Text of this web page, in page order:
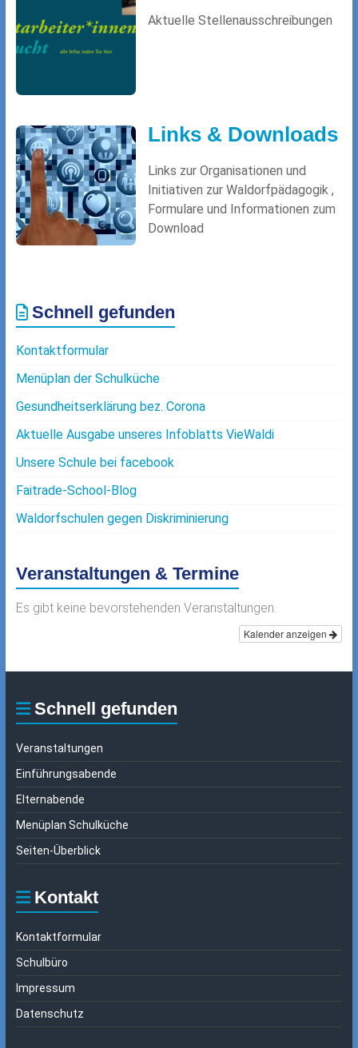
Aktuelle Stellenausschreibungen
Links & Downloads
Links zur Organisationen und
Initiativen zur Waldorfpädagogik ,
Formulare und Informationen zum
Download
Schnell gefunden
Kontaktformular
Menüplan der Schulküche
Gesundheitserklärung bez. Corona
Aktuelle Ausgabe unseres Infoblatts VieWaldi
Unsere Schule bei facebook
Faitrade-School-Blog
Waldorfschulen gegen Diskriminierung
Veranstaltungen & Termine
Es gibt keine bevorstehenden Veranstaltungen.
Kalender anzeigen
Schnell gefunden
Veranstaltungen
Einführungsabende
Elternabende
Menüplan Schulküche
Seiten-Überblick
Kontakt
Kontaktformular
Schulbüro
Impressum
Datenschutz